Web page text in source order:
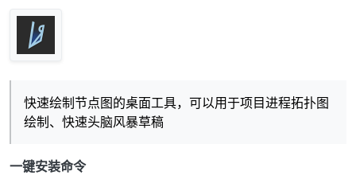
快速绘制节点图的桌面工具，可以用于项目进程拓扑图
绘制、快速头脑风暴草稿
一键安装命令